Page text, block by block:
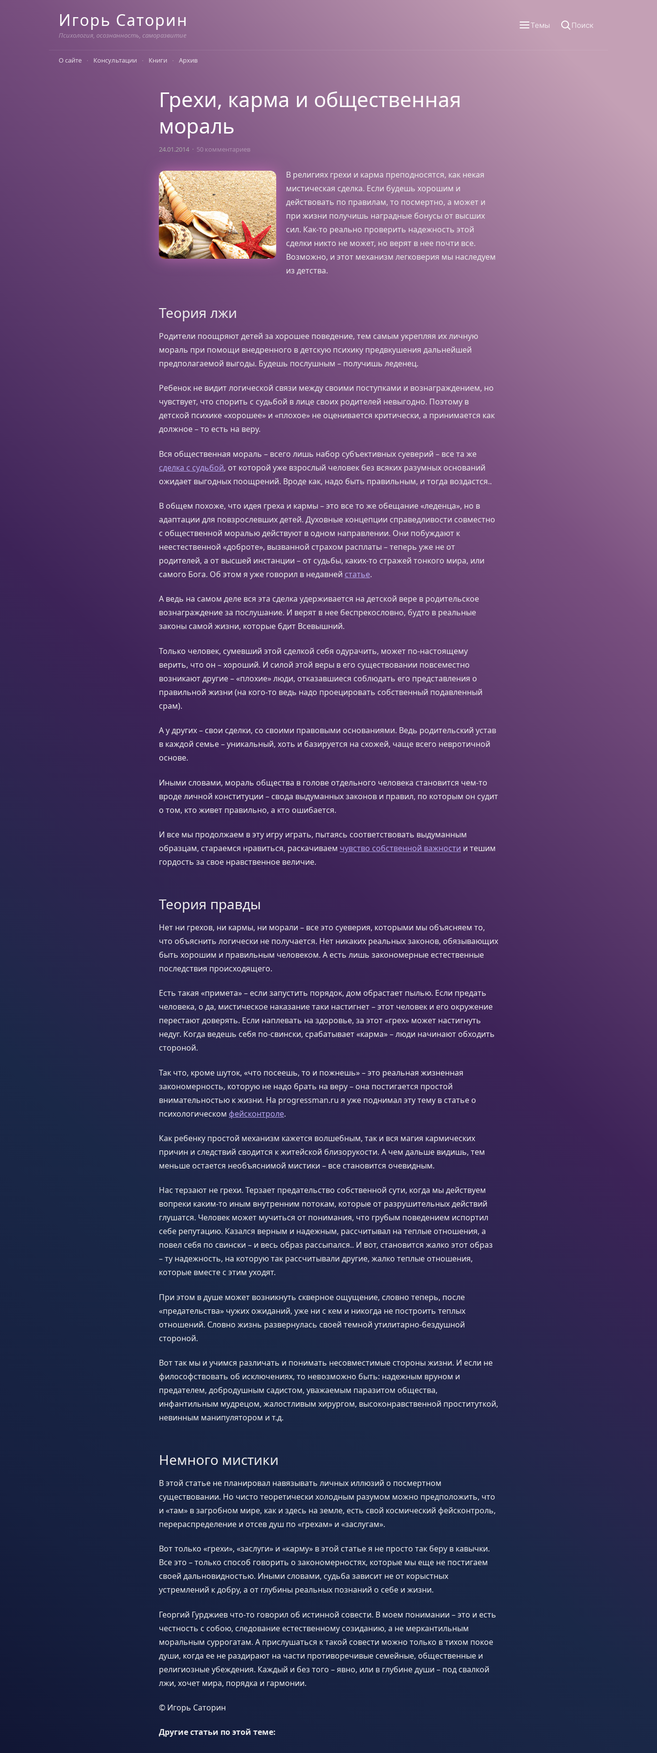
Игорь Саторин
Психология, осознанность, саморазвитие
Темы Поиск
О сайте Консультации Книги Архив
Грехи, карма и общественная
мораль
24.01.2014 50 комментариев
В религиях грехи и карма преподносятся, как некая
мистическая сделка. Если будешь хорошим и
действовать по правилам, то посмертно, а может и
при жизни получишь наградные бонусы от высших
сил. Как-то реально проверить надежность этой
сделки никто не может, но верят в нее почти все.
Возможно, и этот механизм легковерия мы наследуем
из детства.
Теория лжи
Родители поощряют детей за хорошее поведение, тем самым укрепляя их личную
мораль при помощи внедренного в детскую психику предвкушения дальнейшей
предполагаемой выгоды. Будешь послушным – получишь леденец.
Ребенок не видит логической связи между своими поступками и вознаграждением, но
чувствует, что спорить с судьбой в лице своих родителей невыгодно. Поэтому в
детской психике «хорошее» и «плохое» не оценивается критически, а принимается как
должное – то есть на веру.
Вся общественная мораль – всего лишь набор субъективных суеверий – все та же
сделка с судьбой, от которой уже взрослый человек без всяких разумных оснований
ожидает выгодных поощрений. Вроде как, надо быть правильным, и тогда воздастся..
В общем похоже, что идея греха и кармы – это все то же обещание «леденца», но в
адаптации для повзрослевших детей. Духовные концепции справедливости совместно
с общественной моралью действуют в одном направлении. Они побуждают к
неестественной «доброте», вызванной страхом расплаты – теперь уже не от
родителей, а от высшей инстанции – от судьбы, каких-то стражей тонкого мира, или
самого Бога. Об этом я уже говорил в недавней статье.
А ведь на самом деле вся эта сделка удерживается на детской вере в родительское
вознаграждение за послушание. И верят в нее беспрекословно, будто в реальные
законы самой жизни, которые бдит Всевышний.
Только человек, сумевший этой сделкой себя одурачить, может по-настоящему
верить, что он – хороший. И силой этой веры в его существовании повсеместно
возникают другие – «плохие» люди, отказавшиеся соблюдать его представления о
правильной жизни (на кого-то ведь надо проецировать собственный подавленный
срам).
А у других – свои сделки, со своими правовыми основаниями. Ведь родительский устав
в каждой семье – уникальный, хоть и базируется на схожей, чаще всего невротичной
основе.
Иными словами, мораль общества в голове отдельного человека становится чем-то
вроде личной конституции – свода выдуманных законов и правил, по которым он судит
о том, кто живет правильно, а кто ошибается.
И все мы продолжаем в эту игру играть, пытаясь соответствовать выдуманным
образцам, стараемся нравиться, раскачиваем чувство собственной важности и тешим
гордость за свое нравственное величие.
Теория правды
Нет ни грехов, ни кармы, ни морали – все это суеверия, которыми мы объясняем то,
что объяснить логически не получается. Нет никаких реальных законов, обязывающих
быть хорошим и правильным человеком. А есть лишь закономерные естественные
последствия происходящего.
Есть такая «примета» – если запустить порядок, дом обрастает пылью. Если предать
человека, о да, мистическое наказание таки настигнет – этот человек и его окружение
перестают доверять. Если наплевать на здоровье, за этот «грех» может настигнуть
недуг. Когда ведешь себя по-свински, срабатывает «карма» – люди начинают обходить
стороной.
Так что, кроме шуток, «что посеешь, то и пожнешь» – это реальная жизненная
закономерность, которую не надо брать на веру – она постигается простой
внимательностью к жизни. На progressman.ru я уже поднимал эту тему в статье о
психологическом фейсконтроле.
Как ребенку простой механизм кажется волшебным, так и вся магия кармических
причин и следствий сводится к житейской близорукости. А чем дальше видишь, тем
меньше остается необъяснимой мистики – все становится очевидным.
Нас терзают не грехи. Терзает предательство собственной сути, когда мы действуем
вопреки каким-то иным внутренним потокам, которые от разрушительных действий
глушатся. Человек может мучиться от понимания, что грубым поведением испортил
себе репутацию. Казался верным и надежным, рассчитывал на теплые отношения, а
повел себя по свински – и весь образ рассыпался.. И вот, становится жалко этот образ
– ту надежность, на которую так рассчитывали другие, жалко теплые отношения,
которые вместе с этим уходят.
При этом в душе может возникнуть скверное ощущение, словно теперь, после
«предательства» чужих ожиданий, уже ни с кем и никогда не построить теплых
отношений. Словно жизнь развернулась своей темной утилитарно-бездушной
стороной.
Вот так мы и учимся различать и понимать несовместимые стороны жизни. И если не
философствовать об исключениях, то невозможно быть: надежным вруном и
предателем, добродушным садистом, уважаемым паразитом общества,
инфантильным мудрецом, жалостливым хирургом, высоконравственной проституткой,
невинным манипулятором и т.д.
Немного мистики
В этой статье не планировал навязывать личных иллюзий о посмертном
существовании. Но чисто теоретически холодным разумом можно предположить, что
и «там» в загробном мире, как и здесь на земле, есть свой космический фейсконтроль,
перераспределение и отсев душ по «грехам» и «заслугам».
Вот только «грехи», «заслуги» и «карму» в этой статье я не просто так беру в кавычки.
Все это – только способ говорить о закономерностях, которые мы еще не постигаем
своей дальновидностью. Иными словами, судьба зависит не от корыстных
устремлений к добру, а от глубины реальных познаний о себе и жизни.
Георгий Гурджиев что-то говорил об истинной совести. В моем понимании – это и есть
честность с собою, следование естественному созиданию, а не меркантильным
моральным суррогатам. А прислушаться к такой совести можно только в тихом покое
души, когда ее не раздирают на части противоречивые семейные, общественные и
религиозные убеждения. Каждый и без того – явно, или в глубине души – под свалкой
лжи, хочет мира, порядка и гармонии.
© Игорь Саторин
Другие статьи по этой теме: